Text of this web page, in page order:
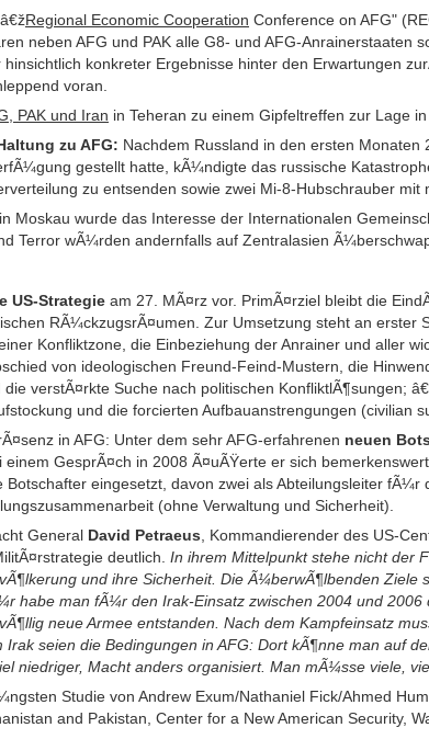
Regional Economic Cooperation Conference on AFG"
neben AFG und PAK alle G8- und AFG-Anrainerstaaten
konkreter Ergebnisse hinter den Erwartungen
voran.
PAK und Iran in Teheran zu einem Gipfeltreffen zur Lage in
zu AFG: Nachdem Russland in den ersten Monaten
gestellt hatte, kÃ¼ndigte das russische
zu entsenden sowie zwei Mi-8-Hubschrauber mit
Moskau wurde das Interesse der Internationalen
Terror wÃ¼rden andernfalls auf Zentralasien
US-Strategie am 27. MÃ¤rz vor. PrimÃ¤rziel bleibt die
RÃ¼ckzugsrÃ¤umen. Zur Umsetzung steht an erster
Konfliktzone, die Einbeziehung der Anrainer und aller
von ideologischen Freund-Feind-Mustern, die
verstÃ¤rkte Suche nach politischen KonfliktlÃ¶sungen;
und die forcierten Aufbauanstrengungen (civilian
in AFG: Unter dem sehr AFG-erfahrenen neuen
GesprÃ¤ch in 2008 Ã¤uÃŸerte er sich
eingesetzt, davon zwei als Abteilungsleiter fÃ¼r
(ohne Verwaltung und Sicherheit).
General David Petraeus , Kommandierender des US-
deutlich. In ihrem Mittelpunkt stehe nicht der
und ihre Sicherheit. Die Ã¼berwÃ¶lbenden Ziele
habe man fÃ¼r den Irak-Einsatz zwischen 2004 und 2006
neue Armee entstanden. Nach dem Kampfeinsatz
seien die Bedingungen in AFG: Dort kÃ¶nne man auf
niedriger, Macht anders organisiert. Man mÃ¼sse viele,
Studie von Andrew Exum/Nathaniel Fick/Ahmed
and Pakistan, Center for a New American Security,